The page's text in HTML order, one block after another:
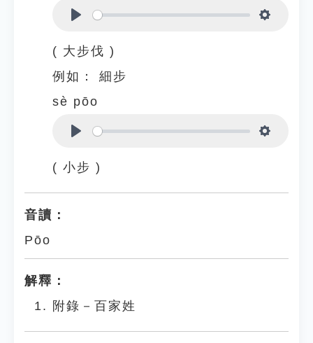
( 大步伐 )
例如：
細步
sè pōo
( 小步 )
音讀：
Pōo
解釋：
附錄－百家姓